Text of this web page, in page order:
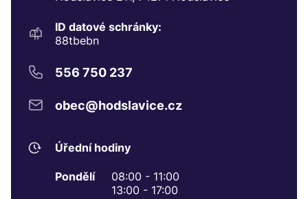
ID datové schránky:
88tbebn
556 750 237
obec@hodslavice.cz
Úřední hodiny
Pondělí
08:00 - 11:00
13:00 - 17:00